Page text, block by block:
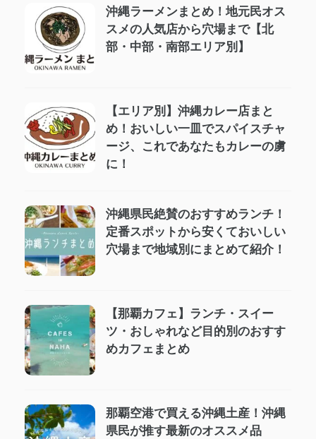
沖縄ラーメンまとめ！地元民オス
スメの人気店から穴場まで【北
部・中部・南部エリア別】
【エリア別】沖縄カレー店まと
め！おいしい一皿でスパイスチャ
ージ、これであなたもカレーの虜
に！
沖縄県民絶賛のおすすめランチ！
定番スポットから安くておいしい
穴場まで地域別にまとめて紹介！
【那覇カフェ】ランチ・スイー
ツ・おしゃれなど目的別のおすす
めカフェまとめ
那覇空港で買える沖縄土産！沖縄
県民が推す最新のオススメ品